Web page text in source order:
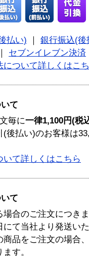
払い)
銀行振込(後
セブンイレブン決済
について詳しくはこ
て
毎に一律1,100円(税
後払い)のお客様は
いて詳しくはこちら
て
場合のご注文につき
にて当社より発送い
商品をご注文の場合
す。